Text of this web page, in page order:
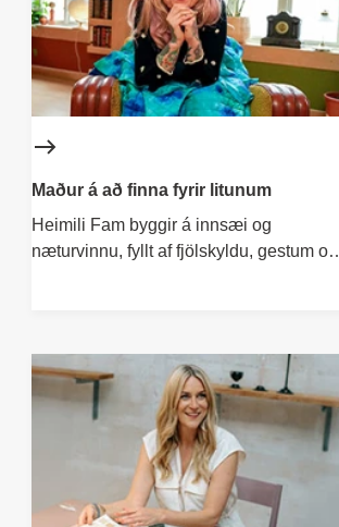
Maður á að finna fyrir litunum
Heimili Fam byggir á innsæi og
næturvinnu, fyllt af fjölskyldu, gestum og